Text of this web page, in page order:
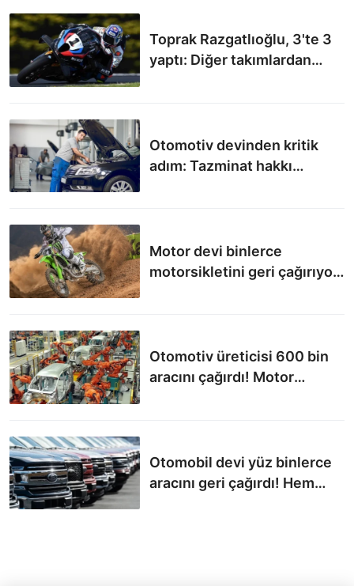
Toprak Razgatlıoğlu, 3'te 3
yaptı: Diğer takımlardan
Otomotiv devinden kritik
adım: Tazminat hakkı
Motor devi binlerce
motorsikletini geri çağırıyor!
Otomotiv üreticisi 600 bin
aracını çağırdı! Motor
Otomobil devi yüz binlerce
aracını geri çağırdı! Hem